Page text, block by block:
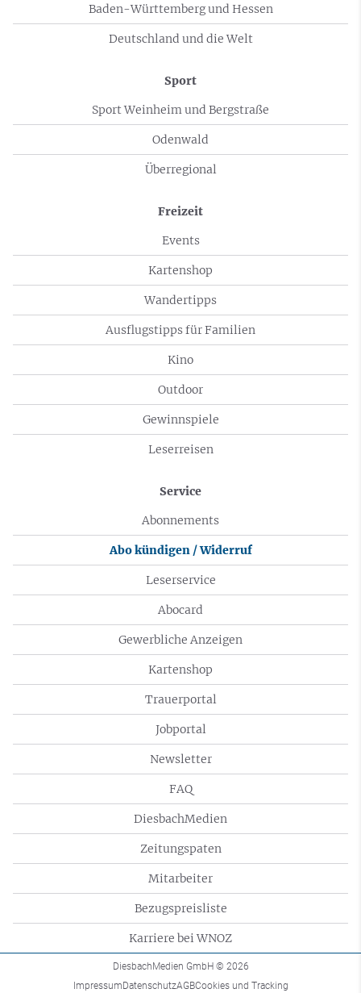
Baden-Württemberg und Hessen
Deutschland und die Welt
Sport
Sport Weinheim und Bergstraße
Odenwald
Überregional
Freizeit
Events
Kartenshop
Wandertipps
Ausflugstipps für Familien
Kino
Outdoor
Gewinnspiele
Leserreisen
Service
Abonnements
Abo kündigen / Widerruf
Leserservice
Abocard
Gewerbliche Anzeigen
Kartenshop
Trauerportal
Jobportal
Newsletter
FAQ
DiesbachMedien
Zeitungspaten
Mitarbeiter
Bezugspreisliste
Karriere bei WNOZ
DiesbachMedien GmbH © 2026
ImpressumDatenschutzAGBCookies und Tracking